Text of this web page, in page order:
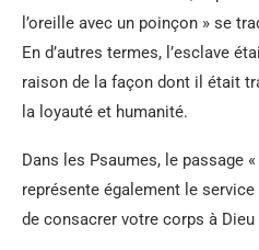
l’oreille avec un poinçon » se
En d’autres termes, l’esclave
raison de la façon dont il était
la loyauté et humanité.
Dans les Psaumes, le passage
représente également le
de consacrer votre corps à